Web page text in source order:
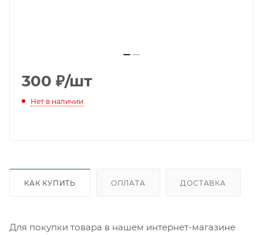
300 ₽/шт
Нет в наличии
КАК КУПИТЬ ОПЛАТА ДОСТАВКА
Для покупки товара в нашем интернет-магазине